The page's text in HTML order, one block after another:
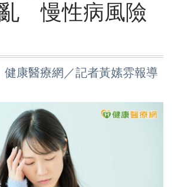
慢性病風險
康醫療網／記者黃嫊雰報導